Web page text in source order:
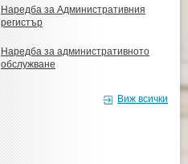
Наредба за Административния
регистър
Наредба за административното
обслужване
Виж всички